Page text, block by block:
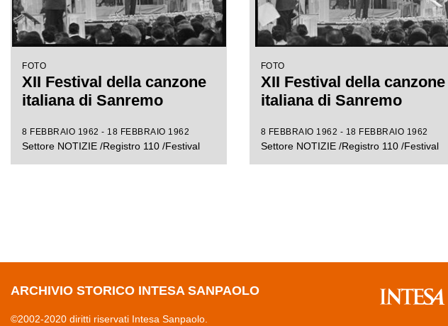
FOTO
XII Festival della canzone
italiana di Sanremo
8 FEBBRAIO 1962 - 18 FEBBRAIO 1962
Settore NOTIZIE /Registro 110 /Festival
FOTO
XII Festival della canzone
italiana di Sanremo
8 FEBBRAIO 1962 - 18 FEBBRAIO 1962
Settore NOTIZIE /Registro 110 /Festival
ARCHIVIO STORICO INTESA SANPAOLO
©2002-2020 diritti riservati Intesa Sanpaolo.